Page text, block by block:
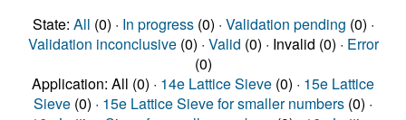
State: All (0) · In progress(0) · Validation pending (0) ·
Validation inconclusive(0) · Valid (0) · Invalid (0) · Error
(0)
Application: All (0) · 14e Lattice Sieve (0) · 15e Lattice
Sieve (0) · 15e Lattice Sieve for smaller numbers (0) ·